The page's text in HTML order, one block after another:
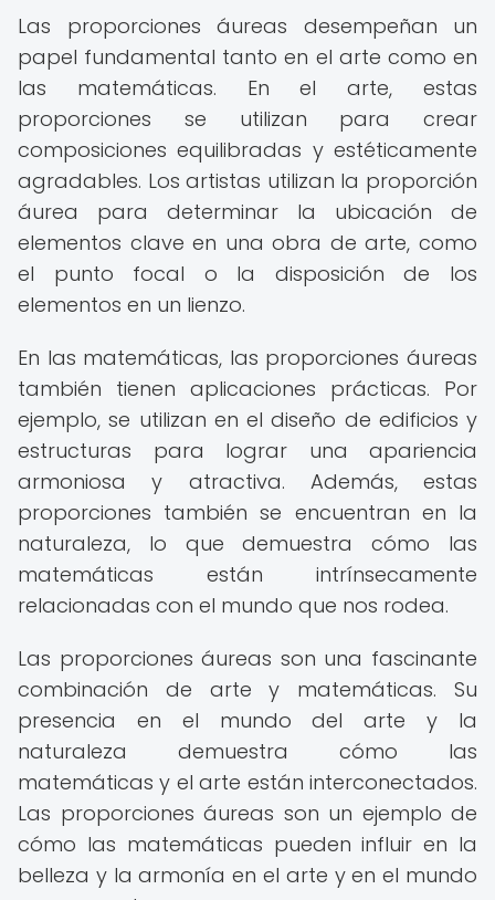
Las proporciones áureas desempeñan un
papel fundamental tanto en el arte como en
las matemáticas. En el arte, estas
proporciones se utilizan para crear
composiciones equilibradas y estéticamente
agradables. Los artistas utilizan la proporción
áurea para determinar la ubicación de
elementos clave en una obra de arte, como
el punto focal o la disposición de los
elementos en un lienzo.
En las matemáticas, las proporciones áureas
también tienen aplicaciones prácticas. Por
ejemplo, se utilizan en el diseño de edificios y
estructuras para lograr una apariencia
armoniosa y atractiva. Además, estas
proporciones también se encuentran en la
naturaleza, lo que demuestra cómo las
matemáticas están intrínsecamente
relacionadas con el mundo que nos rodea.
Las proporciones áureas son una fascinante
combinación de arte y matemáticas. Su
presencia en el mundo del arte y la
naturaleza demuestra cómo las
matemáticas y el arte están interconectados.
Las proporciones áureas son un ejemplo de
cómo las matemáticas pueden influir en la
belleza y la armonía en el arte y en el mundo